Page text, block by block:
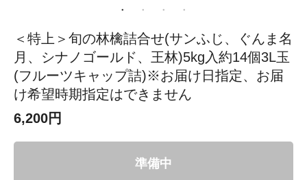
＜特上＞旬の林檎詰合せ(サンふじ、ぐんま名
月、シナノゴールド、王林)5kg入約14個3L玉
(フルーツキャップ詰)※お届け日指定、お届
け希望時期指定はできません
6,200円
準備中